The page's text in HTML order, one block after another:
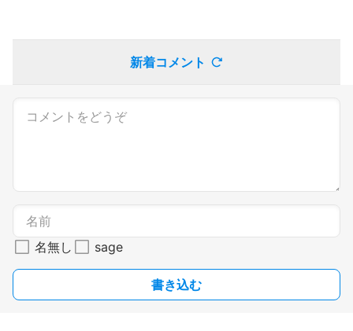
新着コメント
名無し sage
書き込む